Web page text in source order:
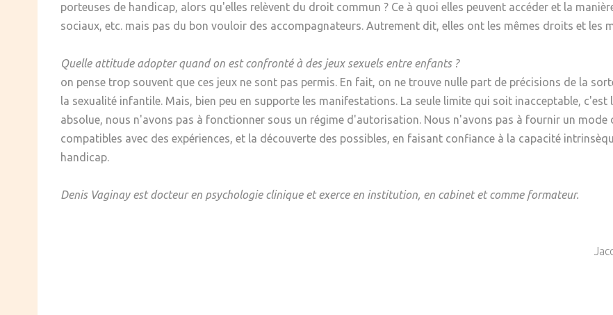
porteuses de handicap, alors qu'elles relèvent du droit commun ? Ce à quoi elles peuvent accéder et la
sociaux, etc. mais pas du bon vouloir des accompagnateurs. Autrement dit, elles ont les mêmes droits et les
Quelle attitude adopter quand on est confronté à des jeux sexuels entre enfants ?
on pense trop souvent que ces jeux ne sont pas permis. En fait, on ne trouve nulle part de précisions de la
la sexualité infantile. Mais, bien peu en supporte les manifestations. La seule limite qui soit inacceptable,
absolue, nous n'avons pas à fonctionner sous un régime d'autorisation. Nous n'avons pas à fournir un mode
compatibles avec des expériences, et la découverte des possibles, en faisant confiance à la capacité
handicap.
Denis Vaginay est docteur en psychologie clinique et exerce en institution, en cabinet et comme formateur.